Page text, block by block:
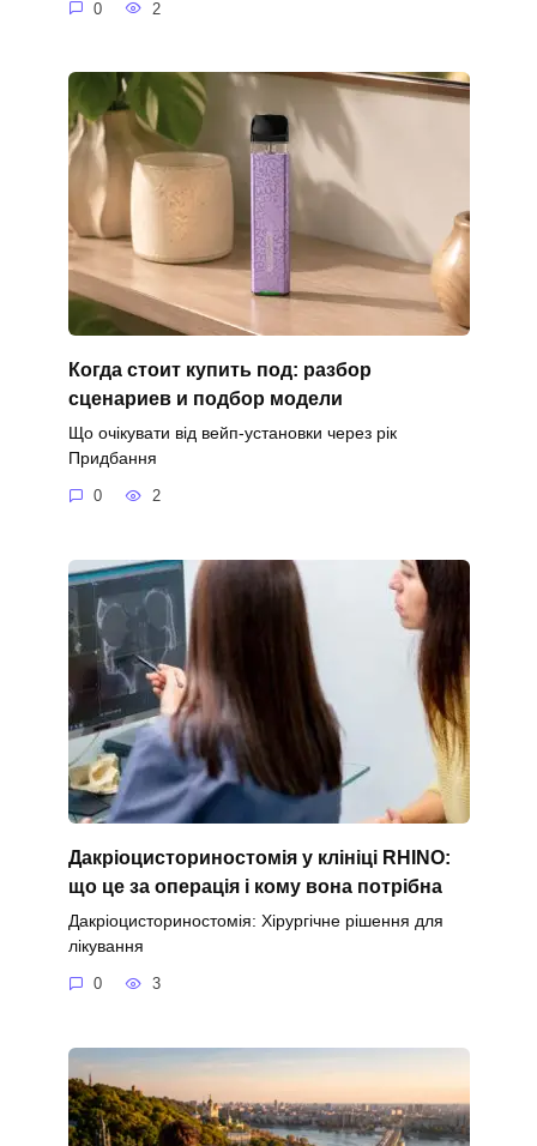
0 2
Когда стоит купить под: разбор
сценариев и подбор модели
Що очікувати від вейп-установки через рік
Придбання
0 2
Дакріоцисториностомія у клініці RHINO:
що це за операція і кому вона потрібна
Дакріоцисториностомія: Хірургічне рішення для
лікування
0 3